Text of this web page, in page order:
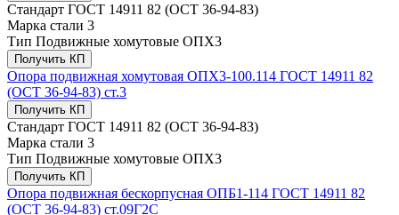
Стандарт ГОСТ 14911 82 (ОСТ 36-94-83)
Марка стали 3
Тип Подвижные хомутовые ОПХ3
Получить КП
Опора подвижная хомутовая ОПХ3-100.114 ГОСТ 14911 82
(ОСТ 36-94-83) ст.3
Получить КП
Стандарт ГОСТ 14911 82 (ОСТ 36-94-83)
Марка стали 3
Тип Подвижные хомутовые ОПХ3
Получить КП
Опора подвижная бескорпусная ОПБ1-114 ГОСТ 14911 82
(ОСТ 36-94-83) ст.09Г2С